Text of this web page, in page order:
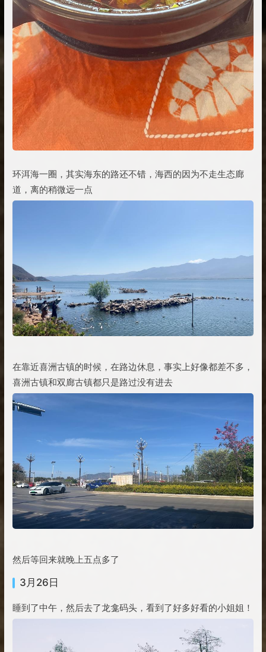
环洱海一圈，其实海东的路还不错，海西的因为不走生态廊
道，离的稍微远一点
在靠近喜洲古镇的时候，在路边休息，事实上好像都差不多，
喜洲古镇和双廊古镇都只是路过没有进去
然后等回来就晚上五点多了
3月26日
睡到了中午，然后去了龙龛码头，看到了好多好看的小姐姐！